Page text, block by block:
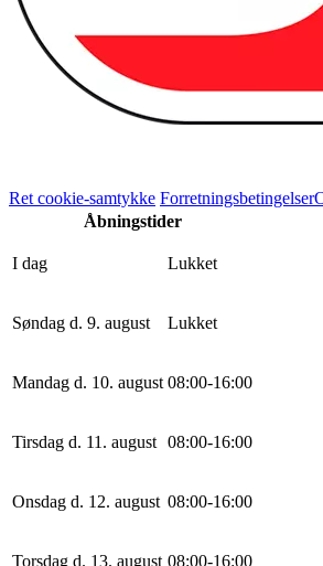
Ret cookie-samtykke Forretningsbetingelser
Åbningstider
I dag Lukket
Søndag d. 9. august Lukket
Mandag d. 10. august 08:00-16:00
Tirsdag d. 11. august 08:00-16:00
Onsdag d. 12. august 08:00-16:00
Torsdag d. 13. august 08:00-16:00